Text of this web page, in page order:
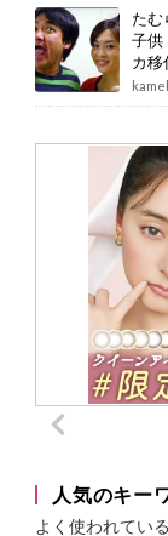
たむ
子供
カ移
人気のキー
よく使われてい